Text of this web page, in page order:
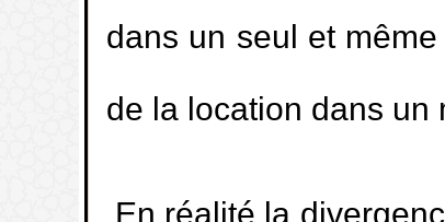
dans un seul et
de la location dans